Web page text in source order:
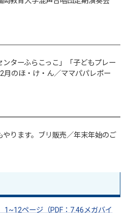
ターふらこっこ」「子どもプレー
月のほ・け・ん／ママパパレポー
ります。ブリ販売／年末年始のご
ページ（PDF：7.46メガバイ